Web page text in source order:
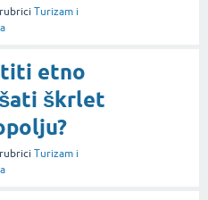
Turizam i
etno
škrlet
Turizam i